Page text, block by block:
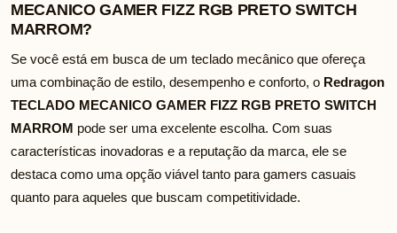
MECANICO GAMER FIZZ RGB PRETO SWITCH
MARROM?
Se você está em busca de um teclado mecânico que ofereça
uma combinação de estilo, desempenho e conforto, o Redragon
TECLADO MECANICO GAMER FIZZ RGB PRETO SWITCH
MARROM pode ser uma excelente escolha. Com suas
características inovadoras e a reputação da marca, ele se
destaca como uma opção viável tanto para gamers casuais
quanto para aqueles que buscam competitividade.